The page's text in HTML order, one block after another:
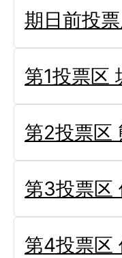
期日前投
第1投票区
第2投票区
第3投票区
第4投票区